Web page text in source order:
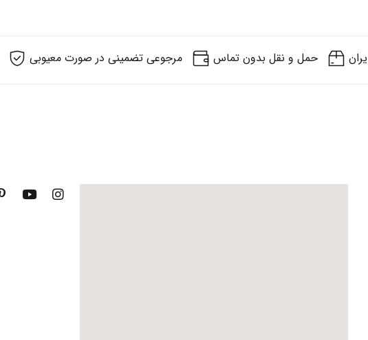
حمل و نقل بدون تماس مرجوعی تضمینی در صورت معیوبی